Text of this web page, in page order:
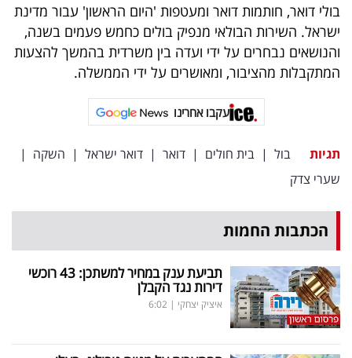
בולי דואר, חותמות דואר ומעטפות 'היום הראשון' עבור מדינת
ישראל. השירות הבולאי מנפיק בולים כחמש פעמים בשנה,
והנושאים נבחרים על ידי ועדה בין משרדית בהמשך להצעות
המתקבלות מהציבור, ומאושרים על ידי הממשלה.
עקבו אחרינו
תגיות בול | בית חולים | דואר | דואר ישראל | השקה |
שערי צדק
הכתבות החמות
תביעת ענק במחיר למשתכן: 43 רוכשי
דירות נגד הקבלן
איציק יצחקי |
6:02